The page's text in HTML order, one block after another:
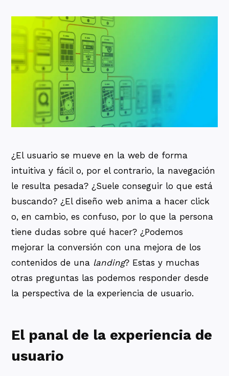
¿El usuario se mueve en la web de forma
intuitiva y fácil o, por el contrario, la navegación
le resulta pesada? ¿Suele conseguir lo que está
buscando? ¿El diseño web anima a hacer click
o, en cambio, es confuso, por lo que la persona
tiene dudas sobre qué hacer? ¿Podemos
mejorar la conversión con una mejora de los
contenidos de una landing? Estas y muchas
otras preguntas las podemos responder desde
la perspectiva de la experiencia de usuario.
El panal de la experiencia de
usuario